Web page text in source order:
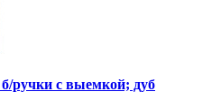
ручки с выемкой; дуб